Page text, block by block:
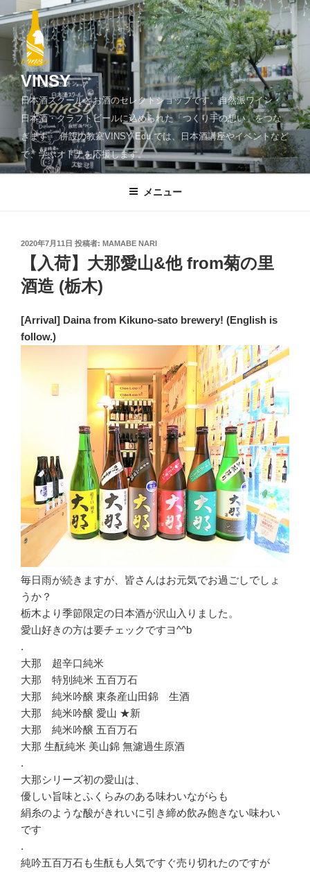
ン
ツ
へ
ッ
プ
VINSY
日本酒スクールとお酒のセレクトショップです。自然派ワイン・
日本酒・クラフトビールに込められた「つくり手の想い」をつな
ぎます。 併設の教室VINSY Edu.では、日本酒講座やイベントなど
で、学ぶオトナを応援します。
メニュー
投
2020年7月11日 投稿者: MAMABE NARI
【入荷】大那愛山&他 from菊の里
酒造 (栃木)
[Arrival] Daina from Kikuno-sato brewery! (English is
follow.)
毎日雨が続きますが、皆さんはお元気でお過ごしでしょ
うか？
栃木より季節限定の日本酒が沢山入りました。
愛山好きの方は要チェックですヨ^^b
.
大那 超辛口純米
大那 特別純米 五百万石
大那 純米吟醸 東条産山田錦 生酒
大那 純米吟醸 愛山 ★新
大那 純米吟醸 五百万石
大那 生酛純米 美山錦 無濾過生原酒
.
大那シリーズ初の愛山は、
優しい旨味とふくらみのある味わいながらも
絹糸のような酸がきれいに引き締め飲み飽きない味わい
です
.
純吟五百万石も生酛も人気ですぐ売り切れたのですが